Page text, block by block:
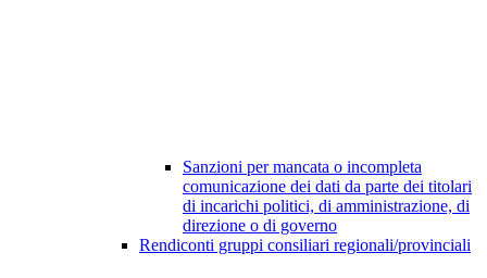
Sanzioni per mancata o incompleta
comunicazione dei dati da parte dei titolari
di incarichi politici, di amministrazione, di
direzione o di governo
Rendiconti gruppi consiliari regionali/provinciali